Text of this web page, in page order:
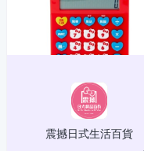
震撼日式生活百貨